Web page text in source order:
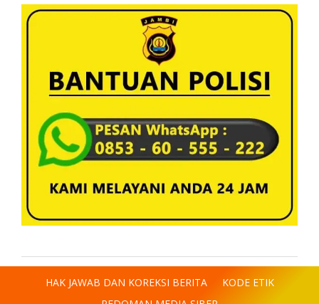
HAK JAWAB DAN KOREKSI BERITA
KODE ETIK